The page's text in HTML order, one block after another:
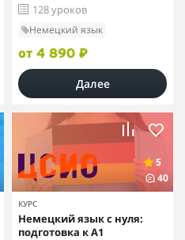
128 уроков
Немецкий язык
от 4 890 ₽
Далее
5
40
КУРС
Немецкий язык с нуля:
подготовка к A1